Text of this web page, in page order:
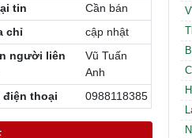
Cần thuê
Cần thuê
Cần thuê
Cần thuê
Cần thuê
Cần thuê
Cần thuê
Cần thuê
tin
Cần bán
chỉ
cập nhật
người liên
Vũ Tuấn
Anh
điện thoại
0988118385